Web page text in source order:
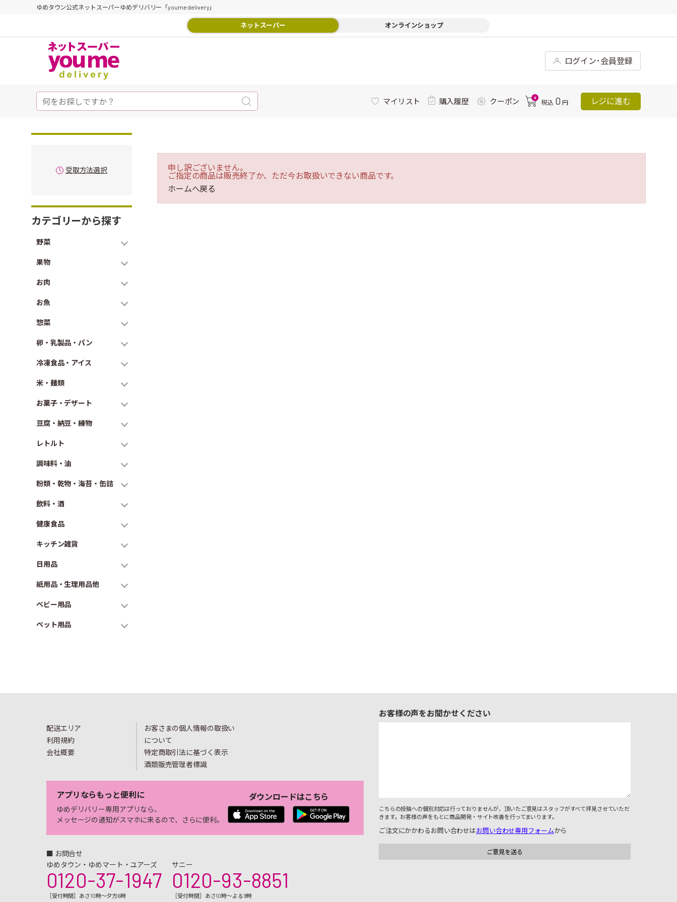
ゆめタウン公式ネットスーパーゆめデリバリー「youme delivery」
ネットスーパー オンラインショップ
ログイン･会員登録
マイリスト 購入履歴 クーポン 0
税込 0 円 レジに進む
受取方法選択
カテゴリーから探す
野菜
果物
お肉
お魚
惣菜
卵・乳製品・パン
冷凍食品・アイス
米・麺類
お菓子・デザート
豆腐・納豆・練物
レトルト
調味料・油
粉類・乾物・海苔・缶詰
飲料・酒
健康食品
キッチン雑貨
日用品
紙用品・生理用品他
ベビー用品
ペット用品
申し訳ございません。
ご指定の商品は販売終了か、ただ今お取扱いできない商品です。
ホームへ戻る
配送エリア
利用規約
会社概要
お客さまの個人情報の取扱い
について
特定商取引法に基づく表示
酒類販売管理者標識
アプリならもっと便利に
ゆめデリバリー専用アプリなら、
メッセージの通知がスマホに来るので、さらに便利。
ダウンロードはこちら
■ お問合せ
ゆめタウン・ゆめマート・ユアーズ
0120-37-1947
［受付時間］あさ10時～夕方6時
サニー
0120-93-8851
［受付時間］あさ10時～よる9時
お客様の声をお聞かせください
こちらの投稿への個別対応は行っておりませんが、頂いたご意見はスタッフがすべて拝見させていただ
きます。お客様の声をもとに商品開発・サイト改善を行ってまいります。
ご注文にかかわるお問い合わせはお問い合わせ専用フォームから